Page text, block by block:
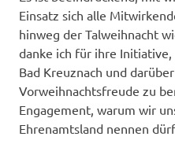
Einsatz sich alle
hinweg der Talweihnacht
danke ich für ihre
Bad Kreuznach und
Vorweihnachtsfreude zu
Engagement, warum wir
Ehrenamtsland nennen